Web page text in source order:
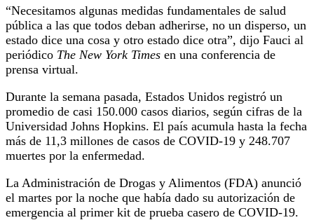
“Necesitamos algunas medidas fundamentales de salud
pública a las que todos deban adherirse, no un disperso, un
estado dice una cosa y otro estado dice otra”, dijo Fauci al
periódico The New York Times en una conferencia de
prensa virtual.
Durante la semana pasada, Estados Unidos registró un
promedio de casi 150.000 casos diarios, según cifras de la
Universidad Johns Hopkins. El país acumula hasta la fecha
más de 11,3 millones de casos de COVID-19 y 248.707
muertes por la enfermedad.
La Administración de Drogas y Alimentos (FDA) anunció
el martes por la noche que había dado su autorización de
emergencia al primer kit de prueba casero de COVID-19.